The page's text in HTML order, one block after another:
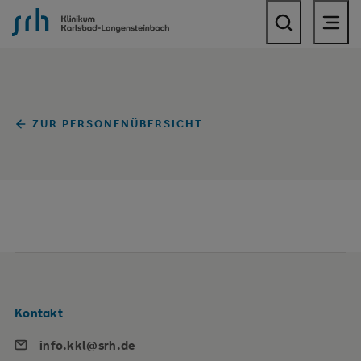
SRH Klinikum Karlsbad-Langensteinbach
ZUR PERSONENÜBERSICHT
Kontakt
info.kkl@srh.de